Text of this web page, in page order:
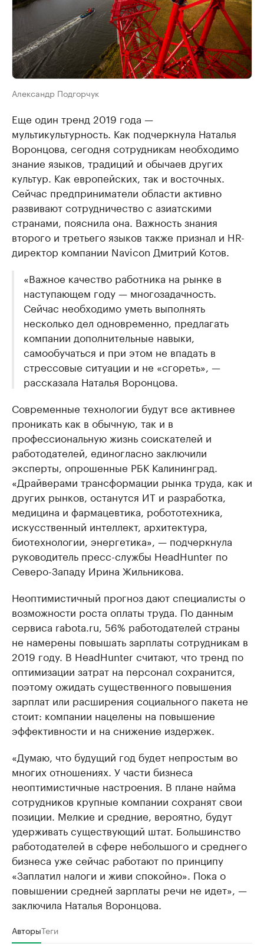
Александр Подгорчук
Еще один тренд 2019 года —
мультикультурность. Как подчеркнула Наталья
Воронцова, сегодня сотрудникам необходимо
знание языков, традиций и обычаев других
культур. Как европейских, так и восточных.
Сейчас предприниматели области активно
развивают сотрудничество с азиатскими
странами, пояснила она. Важность знания
второго и третьего языков также признал и HR-
директор компании Navicon Дмитрий Котов.
«Важное качество работника на рынке в
наступающем году — многозадачность.
Сейчас необходимо уметь выполнять
несколько дел одновременно, предлагать
компании дополнительные навыки,
самообучаться и при этом не впадать в
стрессовые ситуации и не «сгореть», —
рассказала Наталья Воронцова.
Современные технологии будут все активнее
проникать как в обычную, так и в
профессиональную жизнь соискателей и
работодателей, единогласно заключили
эксперты, опрошенные РБК Калининград.
«Драйверами трансформации рынка труда, как и
других рынков, останутся ИТ и разработка,
медицина и фармацевтика, робототехника,
искусственный интеллект, архитектура,
биотехнологии, энергетика», — подчеркнула
руководитель пресс-службы HeadHunter по
Северо-Западу Ирина Жильникова.
Неоптимистичный прогноз дают специалисты о
возможности роста оплаты труда. По данным
сервиса rabota.ru, 56% работодателей страны
не намерены повышать зарплаты сотрудникам в
2019 году. В HeadHunter считают, что тренд по
оптимизации затрат на персонал сохранится,
поэтому ожидать существенного повышения
зарплат или расширения социального пакета не
стоит: компании нацелены на повышение
эффективности и на снижение издержек.
«Думаю, что будущий год будет непростым во
многих отношениях. У части бизнеса
неоптимистичные настроения. В плане найма
сотрудников крупные компании сохранят свои
позиции. Мелкие и средние, вероятно, будут
удерживать существующий штат. Большинство
работодателей в сфере небольшого и среднего
бизнеса уже сейчас работают по принципу
«Заплатил налоги и живи спокойно». Пока о
повышении средней зарплаты речи не идет», —
заключила Наталья Воронцова.
АвторыТеги